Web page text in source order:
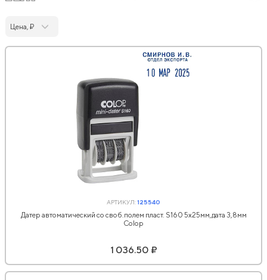
Цена, ₽
АРТИКУЛ:125540
Датер автоматический со своб.полем пласт. S160 5х25мм,дата 3,8мм
Colop
1 036.50 ₽